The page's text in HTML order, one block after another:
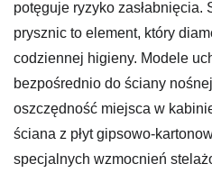
potęguje ryzyko zasłabnięcia.
prysznic to element, który
codziennej higieny. Modele
bezpośrednio do ściany
oszczędność miejsca w
ściana z płyt gipsowo-
specjalnych wzmocnień